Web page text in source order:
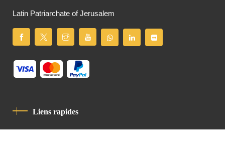
Latin Patriarchate of Jerusalem
Liens rapides